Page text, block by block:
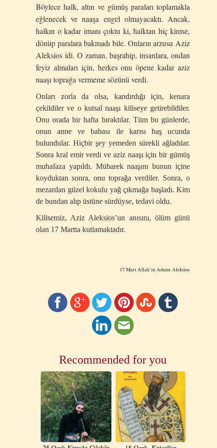
Böylece halk, altın ve gümüş paraları toplamakla
eğlenecek ve naaşa engel olmayacaktı. Ancak,
halkın o kadar imanı çoktu ki, halktan hiç kimse,
dönüp paralara bakmadı bile. Onların arzusu Aziz
Aleksios idi. O zaman, başrahip, insanlara, ondan
feyiz almaları için, herkes onu öpene kadar aziz
naaşı toprağa vermeme sözünü verdi.
Onları zorla da olsa, kandırdığı için, kenara
çekildiler ve o kutsal naaşı kiliseye getirebildiler.
Onu orada bir hafta bıraktılar. Tüm bu günlerde,
onun anne ve babası ile karısı baş ucunda
bulundular. Hiçbir şey yemeden sürekli ağladılar.
Sonra kral emir verdi ve aziz naaşı için bir gümüş
muhafaza yapıldı. Mübarek naaşını bunun içine
koyduktan sonra, onu toprağa verdiler. Sonra, o
mezardan güzel kokulu yağ çıkmağa başladı. Kim
de bundan alıp üstüne sürdüyse, tedavi oldu.
Kilisemiz, Aziz Aleksios’un anısını, ölüm günü
olan 17 Martta kutlamaktadır.
17 Mart Allah’ın Adamı Aleksios
Recommended for you